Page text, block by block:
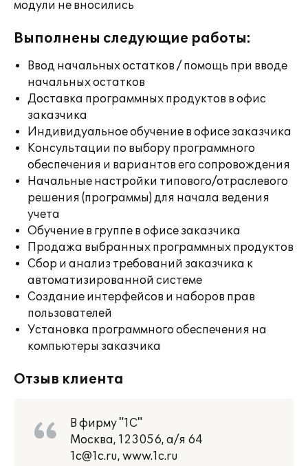
модули не вносились
Выполнены следующие работы:
Ввод начальных остатков / помощь при вводе
начальных остатков
Доставка программных продуктов в офис
заказчика
Индивидуальное обучение в офисе заказчика
Консультации по выбору программного
обеспечения и вариантов его сопровождения
Начальные настройки типового/отраслевого
решения (программы) для начала ведения
учета
Обучение в группе в офисе заказчика
Продажа выбранных программных продуктов
Сбор и анализ требований заказчика к
автоматизированной системе
Создание интерфейсов и наборов прав
пользователей
Установка программного обеспечения на
компьютеры заказчика
Отзыв клиента
В фирму "1С"
Москва, 123056, а/я 64
1c@1c.ru, www.1c.ru